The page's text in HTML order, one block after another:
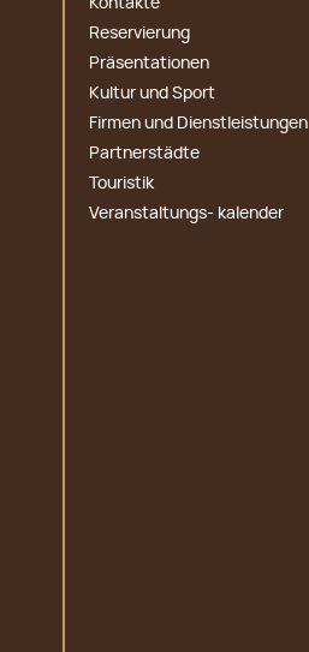
Kontakte
Reservierung
Präsentationen
Kultur und Sport
Firmen und Dienstleistungen
Partnerstädte
Touristik
Veranstaltungs- kalender